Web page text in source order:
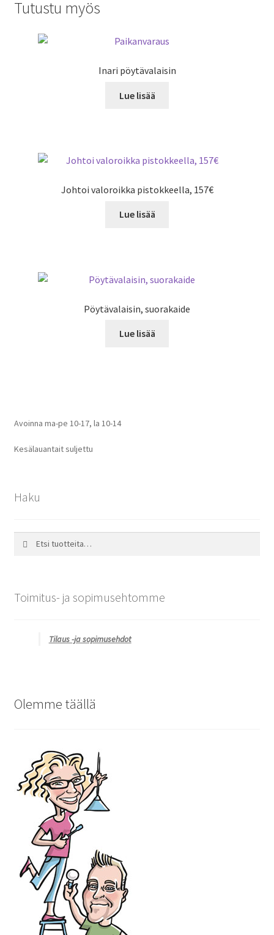
Tutustu myös
Inari pöytävalaisin
Lue lisää
Johtoi valoroikka pistokkeella, 157€
Lue lisää
Pöytävalaisin, suorakaide
Lue lisää
Avoinna ma-pe 10-17, la 10-14
Kesälauantait suljettu
Haku
Toimitus- ja sopimusehtomme
Tilaus -ja sopimusehdot
Olemme täällä